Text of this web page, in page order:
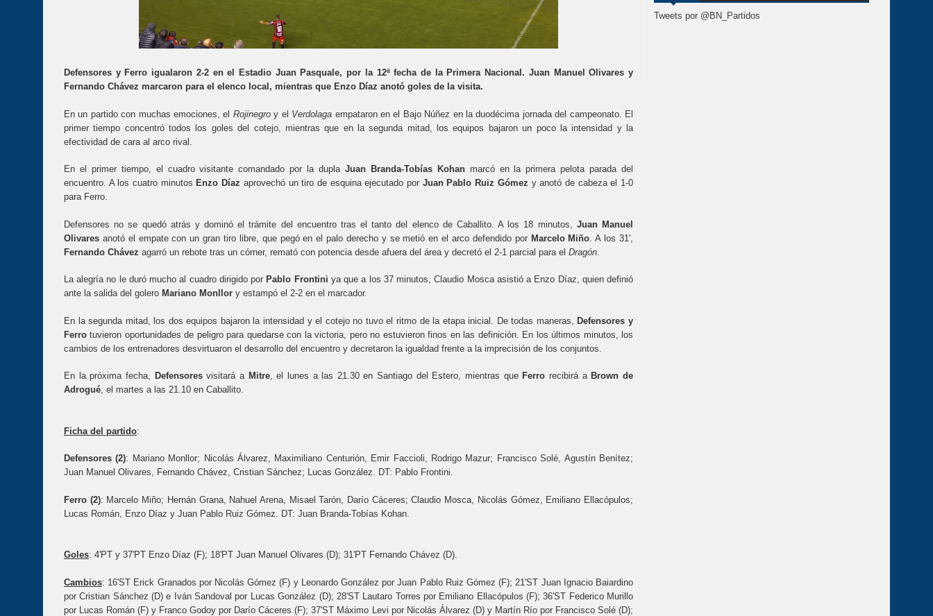
Defensores y Ferro igualaron 2-2 en el Estadio Juan Pasquale, por la 12ª fecha de la Primera Nacional. Juan Manuel Olivares y
Fernando Chávez marcaron para el elenco local, mientras que Enzo Díaz anotó goles de la visita.
En un partido con muchas emociones, el Rojinegroy el Verdolaga empataron en el Bajo Núñez en la duodécima jornada del campeonato. El
primer tiempo concentró todos los goles del cotejo, mientras que en la segunda mitad, los equipos bajaron un poco la intensidad y la
efectividad de cara al arco rival.
En el primer tiempo, el cuadro visitante comandado por la dupla Juan Branda-Tobías Kohanmarcó en la primera pelota parada del
encuentro. A los cuatro minutos Enzo Díaz aprovechó un tiro de esquina ejecutado por Juan Pablo Ruiz Gómez y anotó de cabeza el 1-0
para Ferro.
Defensores no se quedó atrás y dominó el trámite del encuentro tras el tanto del elenco de Caballito. A los 18 minutos, Juan Manuel
Olivares anotó el empate con un gran tiro libre, que pegó en el palo derecho y se metió en el arco defendido por Marcelo Miño . A los 31',
Fernando Chávez agarró un rebote tras un córner, remató con potencia desde afuera del área y decretó el 2-1 parcial para el Dragón
La alegría no le duró mucho al cuadro dirigido por Pablo Frontini ya que a los 37 minutos, Claudio Mosca asistió a Enzo Díaz, quien definió
ante la salida del golero Mariano Monllor y estampó el 2-2 en el marcador.
En la segunda mitad, los dos equipos bajaron la intensidad y el cotejo no tuvo el ritmo de la etapa inicial. De todas maneras,Defensores y
Ferro tuvieron oportunidades de peligro para quedarse con la victoria, pero no estuvieron finos en las definición. En los últimos minutos, los
cambios de los entrenadores desvirtuaron el desarrollo del encuentro y decretaron la igualdad frente a la imprecisión de los conjuntos.
En la próxima fecha, Defensoresvisitará a Mitre, el lunes a las 21.30 en Santiago del Estero, mientras que Ferrorecibirá a Brown de
Adrogué, el martes a las 21.10 en Caballito.
Ficha del partido:
Defensores (2): Mariano Monllor; Nicolás Álvarez, Maximiliano Centurión, Emir Faccioli, Rodrigo Mazur; Francisco Solé, Agustín Benítez;
Juan Manuel Olivares, Fernando Chávez, Cristian Sánchez; Lucas González. DT: Pablo Frontini.
Ferro (2): Marcelo Miño; Hernán Grana, Nahuel Arena, Misael Tarón, Darío Cáceres; Claudio Mosca, Nicolás Gómez, Emiliano Ellacópulos;
Lucas Román, Enzo Díaz y Juan Pablo Ruiz Gómez. DT: Juan Branda-Tobías Kohan.
Goles: 4'PT y 37'PT Enzo Díaz (F); 18'PT Juan Manuel Olivares (D); 31'PT Fernando Chávez (D).
Cambios: 16'ST Erick Granados por Nicolás Gómez (F) y Leonardo González por Juan Pablo Ruiz Gómez (F); 21'ST Juan Ignacio Baiardino
por Cristian Sánchez (D) e Iván Sandoval por Lucas González (D); 28'ST Lautaro Torres por Emiliano Ellacópulos (F); 36'ST Federico Murillo
por Lucas Román (F) y Franco Godoy por Darío Cáceres (F); 37'ST Máximo Levi por Nicolás Álvarez (D) y Martín Río por Francisco Solé (D);
Tweets por @BN_Partidos